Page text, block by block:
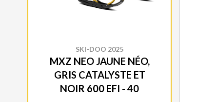
SKI-DOO 2025
MXZ NEO JAUNE NÉO,
GRIS CATALYSTE ET
NOIR 600 EFI - 40